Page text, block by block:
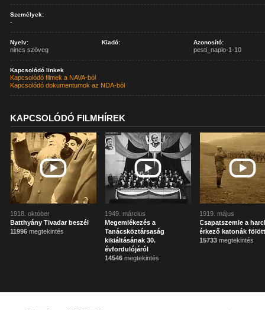
Személyek:
-
Nyelv:
nincs szöveg
Kiadó: Azonosító:
pesti_naplo-1-10
Kapcsolódó linkek
Kapcsolódó filmek a NAVA-ból
Kapcsolódó dokumentumok az NDA-ból
KAPCSOLÓDÓ FILMHÍREK
1918. október
Batthyány Tivadar beszél
11996 megtekintés
1949. március
Megemlékezés a
Tanácsköztársaság
kikiáltásának 30.
évfordulójáról
14546 megtekintés
1919. május
Csapatszemle a
érkező katonák
15733 megtekintés